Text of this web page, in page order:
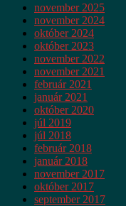
november 2025
november 2024
október 2024
október 2023
november 2022
november 2021
február 2021
január 2021
október 2020
júl 2019
júl 2018
február 2018
január 2018
november 2017
október 2017
september 2017